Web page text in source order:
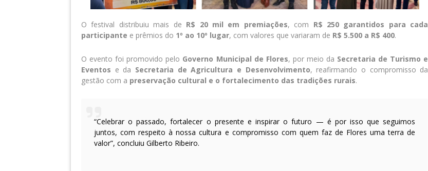
O festival distribuiu mais de R$ 20 mil em premiações, com R$ 250 garantidos para cada
participante e prêmios do 1º ao 10º lugar, com valores que variaram de R$ 5.500 a R$ 400.
O evento foi promovido pelo Governo Municipal de Flores, por meio da Secretaria de Turismo e
Eventos e da Secretaria de Agricultura e Desenvolvimento, reafirmando o compromisso da
gestão com a preservação cultural e o fortalecimento das tradições rurais.
“Celebrar o passado, fortalecer o presente e inspirar o futuro — é por isso que seguimos
juntos, com respeito à nossa cultura e compromisso com quem faz de Flores uma terra de
valor”, concluiu Gilberto Ribeiro.